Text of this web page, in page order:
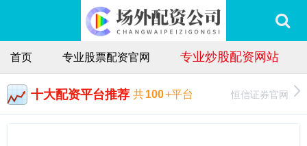
首页 专业股票配资官网 专业炒股配资网站
十大配资平台推荐 共100+平台 恒信证券官网